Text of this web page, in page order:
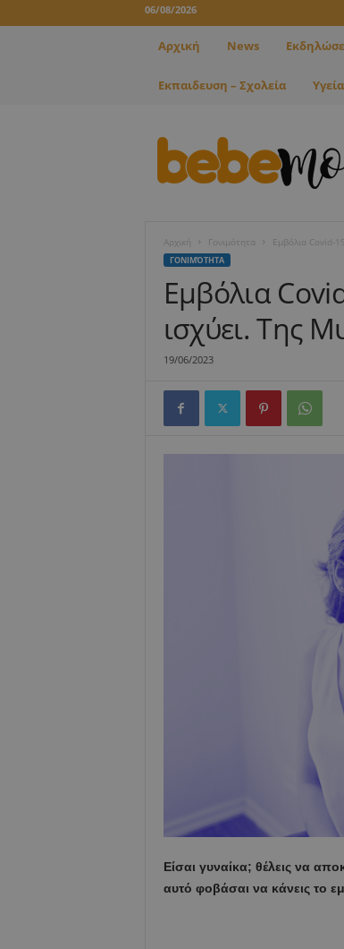
06/08/2026
Αρχική News
Εκπαιδευση – Σχολεία Υγεία
Αρχική Γονιμότητα Εμβόλια Covid-
ΓΟΝΙΜΌΤΗΤΑ
Εμβόλια
ισχύει. Της
19/06/2023
Είσαι γυναίκα; θέλεις να
αυτό φοβάσαι να κάνεις το